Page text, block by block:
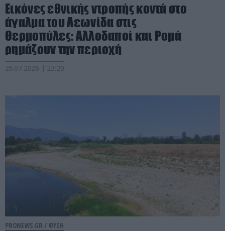
Εικόνες εθνικής ντροπής κοντά στο
άγαλμα του Λεωνίδα στις
Θερμοπύλες: Αλλοδαποί και Ρομά
ρημάζουν την περιοχή
26.07.2026 | 23:20
PRONEWS.GR / ΦΥΣΗ